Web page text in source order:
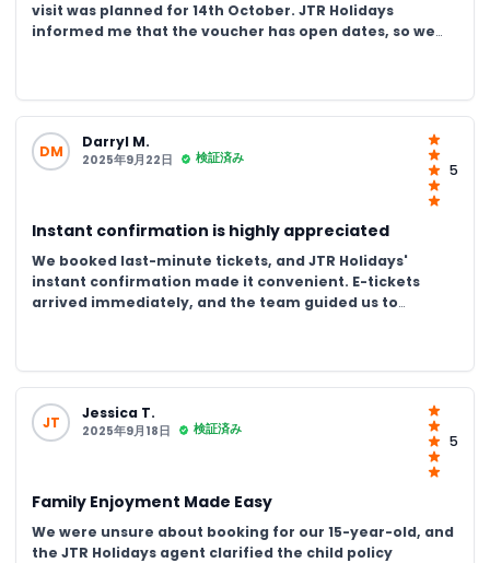
visit was planned for 14th October. JTR Holidays
informed me that the voucher has open dates, so we
DM Darryl M.
2025年9月22日 検証済み
5
Instant confirmation is highly appreciated
We booked last-minute tickets, and JTR Holidays'
instant confirmation made it convenient. E-tickets
arrived immediately, and the team guided us to
support
JT
Jessica T.
2025年9月18日 検証済み
5
Family Enjoyment Made Easy
We were unsure about booking for our 15-year-old, and
the JTR Holidays agent clarified the child policy